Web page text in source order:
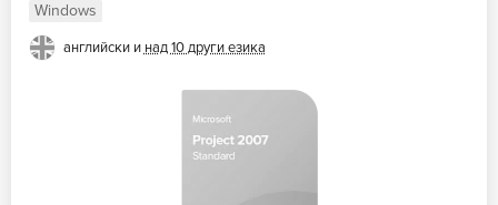
Windows
английски инад 10 други езика